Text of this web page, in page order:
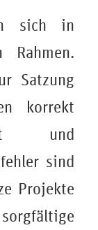
sich in
Rahmen.
Satzung
korrekt
und
sind
Projekte